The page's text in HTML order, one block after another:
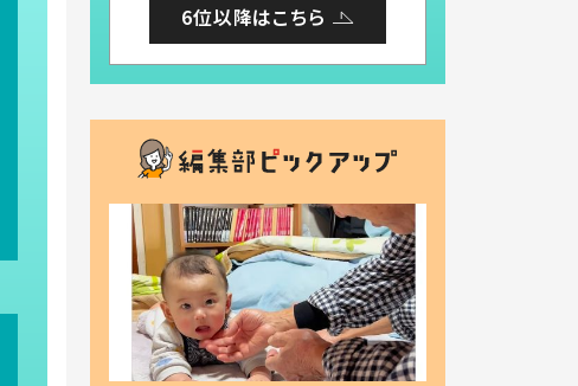
6位以降はこちら